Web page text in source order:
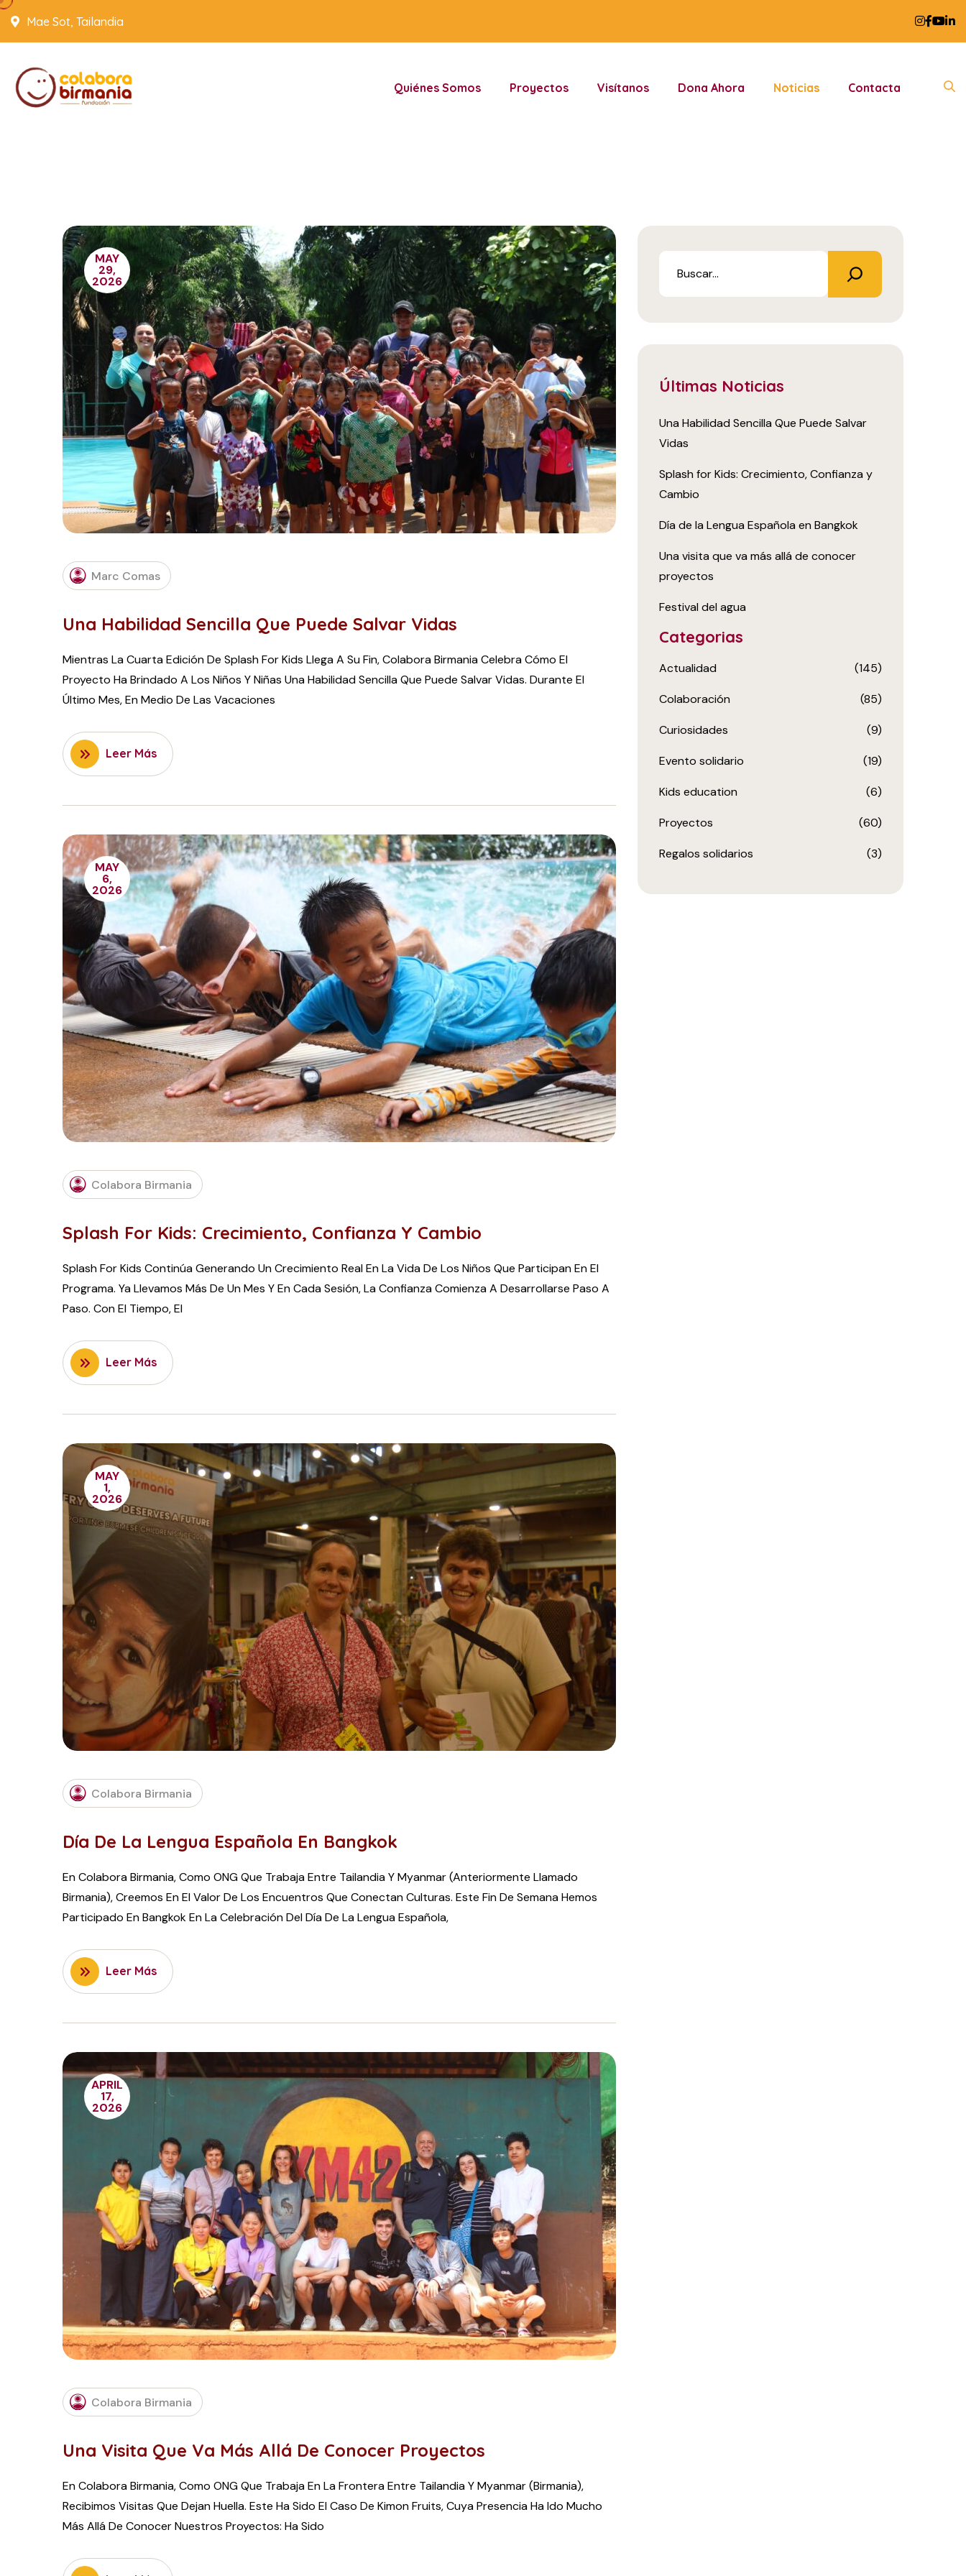
Mae Sot, Tailandia
Quiénes Somos Proyectos Visítanos Dona Ahora Noticias Contacta
MAY
29,
2026
Marc Comas
Una Habilidad Sencilla Que Puede Salvar Vidas
Mientras La Cuarta Edición De Splash For Kids Llega A Su Fin, Colabora Birmania Celebra Cómo El
Proyecto Ha Brindado A Los Niños Y Niñas Una Habilidad Sencilla Que Puede Salvar Vidas. Durante El
Último Mes, En Medio De Las Vacaciones
Leer Más
MAY
6,
2026
Colabora Birmania
Splash For Kids: Crecimiento, Confianza Y Cambio
Splash For Kids Continúa Generando Un Crecimiento Real En La Vida De Los Niños Que Participan En El
Programa. Ya Llevamos Más De Un Mes Y En Cada Sesión, La Confianza Comienza A Desarrollarse Paso A
Paso. Con El Tiempo, El
Leer Más
MAY
1,
2026
Colabora Birmania
Día De La Lengua Española En Bangkok
En Colabora Birmania, Como ONG Que Trabaja Entre Tailandia Y Myanmar (anteriormente Llamado
Birmania), Creemos En El Valor De Los Encuentros Que Conectan Culturas. Este Fin De Semana Hemos
Participado En Bangkok En La Celebración Del Día De La Lengua Española,
Leer Más
APRIL
17,
2026
Colabora Birmania
Una Visita Que Va Más Allá De Conocer Proyectos
En Colabora Birmania, Como ONG Que Trabaja En La Frontera Entre Tailandia Y Myanmar (Birmania),
Recibimos Visitas Que Dejan Huella. Este Ha Sido El Caso De Kimon Fruits, Cuya Presencia Ha Ido Mucho
Más Allá De Conocer Nuestros Proyectos: Ha Sido
Últimas Noticias
Una Habilidad Sencilla Que Puede Salvar
Vidas
Splash for Kids: Crecimiento, Confianza y
Cambio
Día de la Lengua Española en Bangkok
Una visita que va más allá de conocer
proyectos
Festival del agua
Categorias
Actualidad (145)
Colaboración (85)
Curiosidades (9)
Evento solidario (19)
Kids education (6)
Proyectos (60)
Regalos solidarios (3)